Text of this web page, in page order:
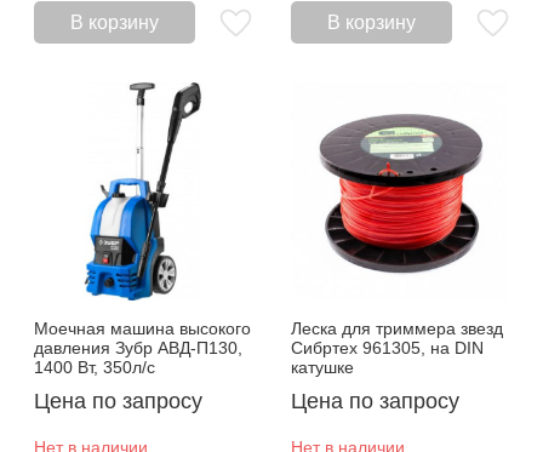
В корзину В корзину
Моечная машина высокого
давления Зубр АВД-П130,
1400 Вт, 350л/с
Цена по запросу
Нет в наличии
Леска для триммера звезд
Сибртех 961305, на DIN
катушке
Цена по запросу
Нет в наличии